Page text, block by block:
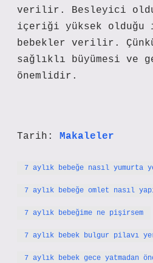
verilir. Besleyici
içeriği yüksek olduğu
bebekler verilir.
sağlıklı büyümesi ve
önemlidir.
Tarih: Makaleler
7 aylık bebeğe nasıl
7 aylık bebeğe omlet nasıl
7 aylık bebeğime ne pişirsem
7 aylık bebek bulgur pilavı
7 aylık bebek gece yatmadan